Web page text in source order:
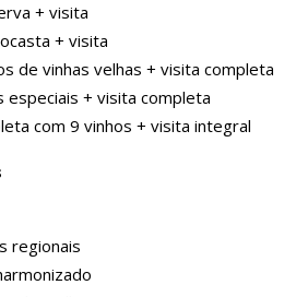
+ visita
+ visita
de vinhas velhas + visita completa
especiais + visita completa
com 9 vinhos + visita integral
regionais